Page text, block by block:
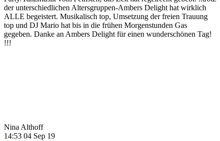
der unterschiedlichen Altersgruppen-Ambers Delight hat wirklich
ALLE begeistert. Musikalisch top, Umsetzung der freien Trauung
top und DJ Mario hat bis in die frühen Morgenstunden Gas
gegeben. Danke an Ambers Delight für einen wunderschönen Tag!
!!!
Nina Althoff
14:53 04 Sep 19